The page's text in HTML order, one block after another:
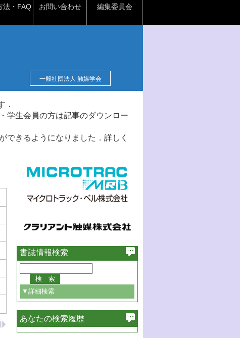
法・FAQ お問い合わせ 編集委員会
一般社団法人 触媒学会
．
学生会員の方は記事のダウンロー
できるようになりました．詳しく
書誌情報検索
▼詳細検索
必ず含む
あなたの検索履歴